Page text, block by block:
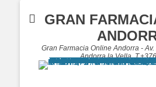
GRAN
Gran Farmacia Online Andorra -
Andorra la Vella,